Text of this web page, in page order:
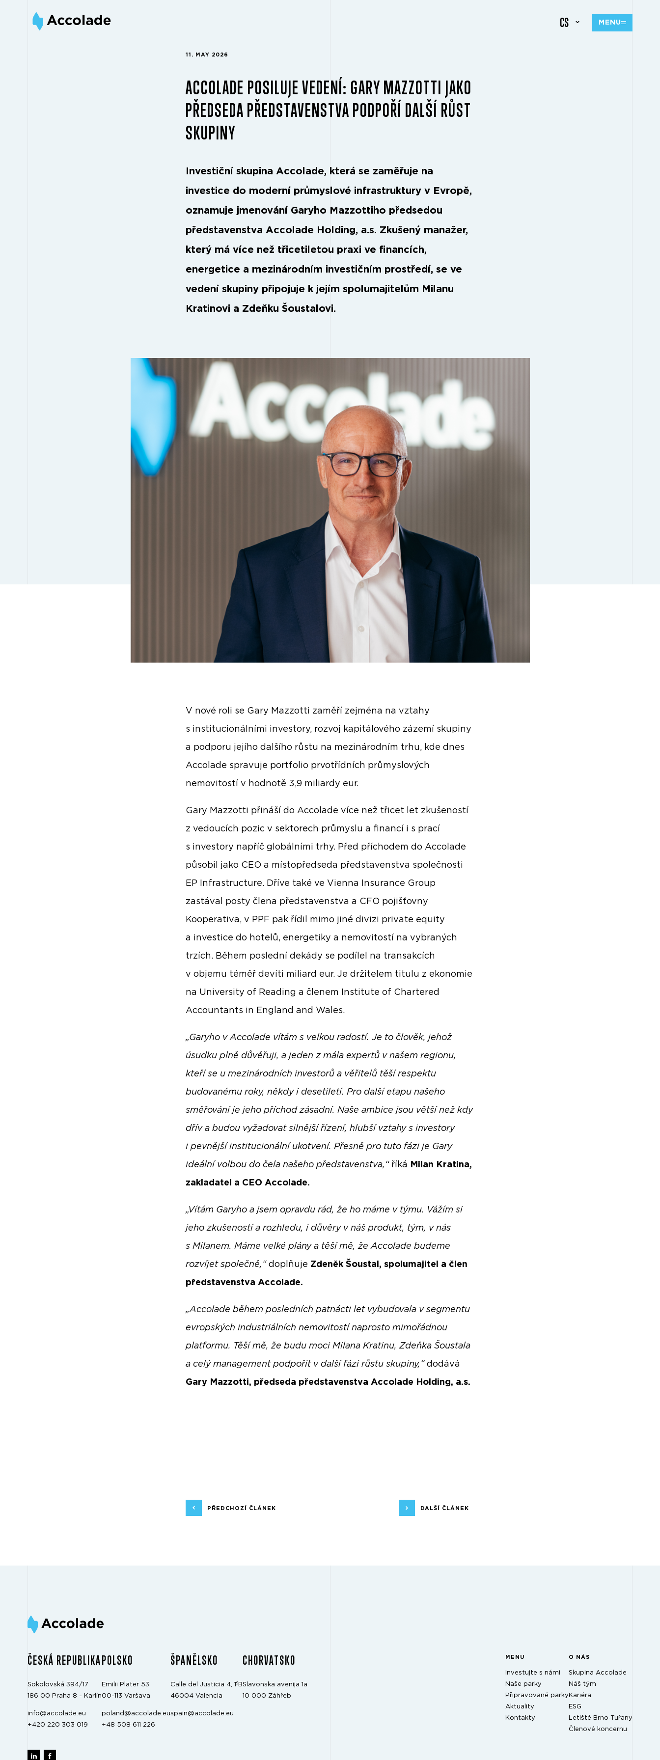
CS MENU
11. MAY 2026
ACCOLADE POSILUJE VEDENÍ: GARY MAZZOTTI JAKO
PŘEDSEDA PŘEDSTAVENSTVA PODPOŘÍ DALŠÍ RŮST
SKUPINY
Investiční skupina Accolade, která se zaměřuje na
investice do moderní průmyslové infrastruktury v Evropě,
oznamuje jmenování Garyho Mazzottiho předsedou
představenstva Accolade Holding, a.s. Zkušený manažer,
který má více než třicetiletou praxi ve financích,
energetice a mezinárodním investičním prostředí, se ve
vedení skupiny připojuje k jejím spolumajitelům Milanu
Kratinovi a Zdeňku Šoustalovi.
V nové roli se Gary Mazzotti zaměří zejména na vztahy
s institucionálními investory, rozvoj kapitálového zázemí skupiny
a podporu jejího dalšího růstu na mezinárodním trhu, kde dnes
Accolade spravuje portfolio prvotřídních průmyslových
nemovitostí v hodnotě 3,9 miliardy eur.
Gary Mazzotti přináší do Accolade více než třicet let zkušeností
z vedoucích pozic v sektorech průmyslu a financí i s prací
s investory napříč globálními trhy. Před příchodem do Accolade
působil jako CEO a místopředseda představenstva společnosti
EP Infrastructure. Dříve také ve Vienna Insurance Group
zastával posty člena představenstva a CFO pojišťovny
Kooperativa, v PPF pak řídil mimo jiné divizi private equity
a investice do hotelů, energetiky a nemovitostí na vybraných
trzích. Během poslední dekády se podílel na transakcích
v objemu téměř devíti miliard eur. Je držitelem titulu z ekonomie
na University of Reading a členem Institute of Chartered
Accountants in England and Wales.
„Garyho v Accolade vítám s velkou radostí. Je to člověk, jehož
úsudku plně důvěřuji, a jeden z mála expertů v našem regionu,
kteří se u mezinárodních investorů a věřitelů těší respektu
budovanému roky, někdy i desetiletí. Pro další etapu našeho
směřování je jeho příchod zásadní. Naše ambice jsou větší než kdy
dřív a budou vyžadovat silnější řízení, hlubší vztahy s investory
i pevnější institucionální ukotvení. Přesně pro tuto fázi je Gary
ideální volbou do čela našeho představenstva,“ říká Milan Kratina,
zakladatel a CEO Accolade.
„Vítám Garyho a jsem opravdu rád, že ho máme v týmu. Vážím si
jeho zkušeností a rozhledu, i důvěry v náš produkt, tým, v nás
s Milanem. Máme velké plány a těší mě, že Accolade budeme
rozvíjet společně,“ doplňuje Zdeněk Šoustal, spolumajitel a člen
představenstva Accolade.
„Accolade během posledních patnácti let vybudovala v segmentu
evropských industriálních nemovitostí naprosto mimořádnou
platformu. Těší mě, že budu moci Milana Kratinu, Zdeňka Šoustala
a celý management podpořit v další fázi růstu skupiny,“ dodává
Gary Mazzotti, předseda představenstva Accolade Holding, a.s.
PŘEDCHOZÍ ČLÁNEK DALŠÍ ČLÁNEK
ČESKÁ REPUBLIKA
Sokolovská 394/17
186 00 Praha 8 - Karlín
info@accolade.eu
+420 220 303 019
POLSKO
Emilii Plater 53
00-113 Varšava
poland@accolade.eu
+48 508 611 226
ŠPANĚLSKO
Calle del Justicia 4, 1ºB
46004 Valencia
spain@accolade.eu
CHORVATSKO
Slavonska avenija 1a
10 000 Záhřeb
MENU
Investujte s námi
Naše parky
Připravované parky
Aktuality
Kontakty
O NÁS
Skupina Accolade
Náš tým
Kariéra
ESG
Letiště Brno‑Tuřany
Členové koncernu